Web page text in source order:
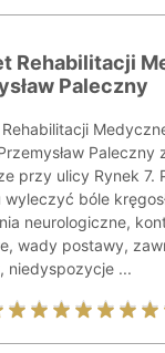
Rehabilitacji
Paleczny
Paleczny
przy ulicy Rynek 7.
wyleczyć bóle
neurologiczne,
wady postawy,
niedyspozycje ...